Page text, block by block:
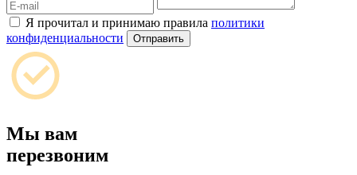
Я прочитал и принимаю правила политики
конфиденциальности
Отправить
Мы вам
перезвоним